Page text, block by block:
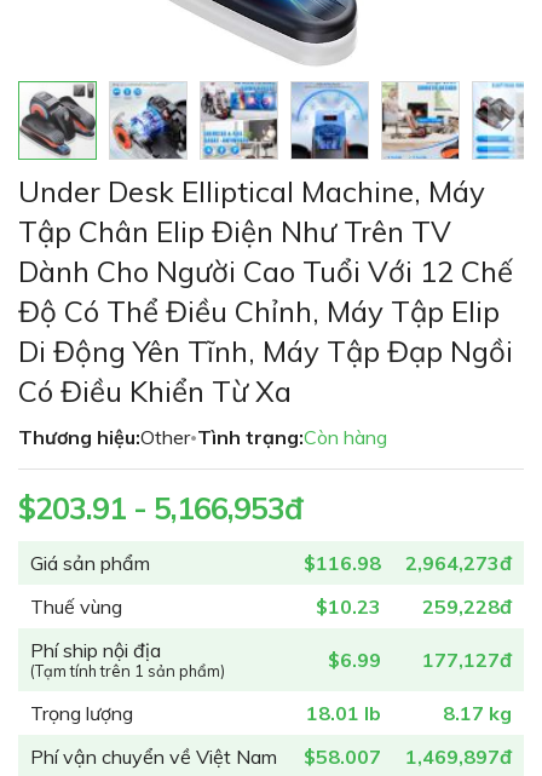
đến
phần
đầu
của
thư
viện
hình
ảnh
Under Desk Elliptical Machine, Máy
Tập Chân Elip Điện Như Trên TV
Dành Cho Người Cao Tuổi Với 12 Chế
Độ Có Thể Điều Chỉnh, Máy Tập Elip
Di Động Yên Tĩnh, Máy Tập Đạp Ngồi
Có Điều Khiển Từ Xa
Thương hiệu:Other•Tình trạng:Còn hàng
Giá sản phẩm $116.98
2,964,273đ
Thuế vùng
$10.23
259,228đ
Phí ship nội địa
(Tạm tính trên 1 sản phẩm) $6.99 177,127đ
Trọng lượng 18.01 lb
8.17 kg
Phí vận chuyển về Việt Nam
$58.007
1,469,897đ
$203.91 - 5,166,953đ